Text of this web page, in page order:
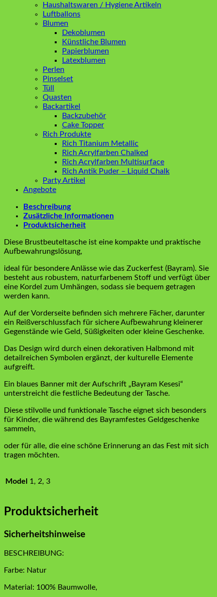
Haushaltswaren / Hygiene Artikeln
Luftballons
Blumen
Dekoblumen
Künstliche Blumen
Papierblumen
Latexblumen
Perlen
Pinselset
Tüll
Quasten
Backartikel
Backzubehör
Cake Topper
Rich Produkte
Rich Titanium Metallic
Rich Acrylfarben Chalked
Rich Acrylfarben Multisurface
Rich Antik Puder – Liquid Chalk
Party Artikel
Angebote
Beschreibung
Zusätzliche Informationen
Produktsicherheit
Diese Brustbeuteltasche ist eine kompakte und praktische
Aufbewahrungslösung,
ideal für besondere Anlässe wie das Zuckerfest (Bayram). Sie
besteht aus robustem, naturfarbenem Stoff und verfügt über
eine Kordel zum Umhängen, sodass sie bequem getragen
werden kann.
Auf der Vorderseite befinden sich mehrere Fächer, darunter
ein Reißverschlussfach für sichere Aufbewahrung kleinerer
Gegenstände wie Geld, Süßigkeiten oder kleine Geschenke.
Das Design wird durch einen dekorativen Halbmond mit
detailreichen Symbolen ergänzt, der kulturelle Elemente
aufgreift.
Ein blaues Banner mit der Aufschrift „Bayram Kesesi“
unterstreicht die festliche Bedeutung der Tasche.
Diese stilvolle und funktionale Tasche eignet sich besonders
für Kinder, die während des Bayramfestes Geldgeschenke
sammeln,
oder für alle, die eine schöne Erinnerung an das Fest mit sich
tragen möchten.
Model 1, 2, 3
Produktsicherheit
Sicherheitshinweise
BESCHREIBUNG:
Farbe: Natur
Material: 100% Baumwolle,